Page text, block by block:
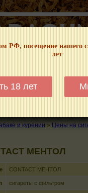
РФ, посещение нашего
лет
18 лет
НЕ ЗАНИМАЕМСЯ
ГДЕ КУПИТЬ ГДЕ
и курении » Цены на
МЕНТОЛ
CONTACT МЕНТОЛ
сигареты с фильтром